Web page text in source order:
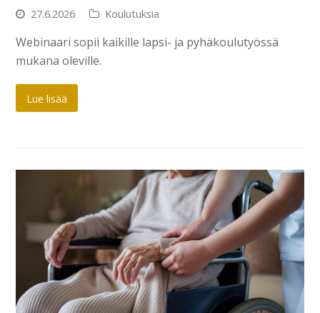
27.6.2026 Koulutuksia
Webinaari sopii kaikille lapsi- ja pyhäkoulutyössä
mukana oleville.
Lue lisää